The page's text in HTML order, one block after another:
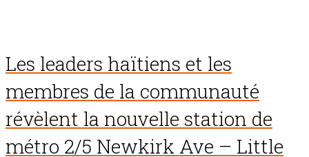
Les leaders haïtiens et les
membres de la communauté
révèlent la nouvelle station de
métro 2/5 Newkirk Ave – Little